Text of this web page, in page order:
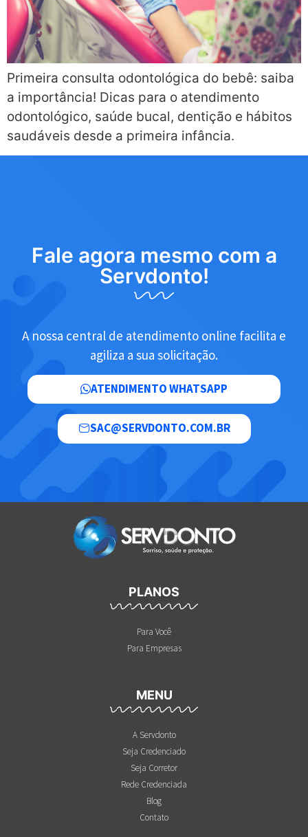
Primeira consulta odontológica do bebê: saiba
a importância! Dicas para o atendimento
odontológico, saúde bucal, dentição e hábitos
saudáveis desde a primeira infância.
Fale agora mesmo com a
Servdonto!
A nossa central de atendimento online facilita e
agiliza a sua solicitação.
ATENDIMENTO WHATSAPP
SAC@SERVDONTO.COM.BR
PLANOS
Para Você
Para Empresas
MENU
A Servdonto
Seja Credenciado
Seja Corretor
Rede Credenciada
Blog
Contato